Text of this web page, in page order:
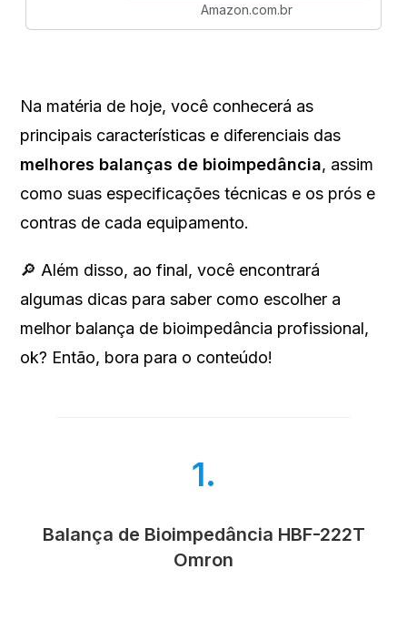
Amazon.com.br
Na matéria de hoje, você conhecerá as
principais características e diferenciais das
melhores balanças de bioimpedância, assim
como suas especificações técnicas e os prós e
contras de cada equipamento.
🔎 Além disso, ao final, você encontrará
algumas dicas para saber como escolher a
melhor balança de bioimpedância profissional,
ok? Então, bora para o conteúdo!
1.
Balança de Bioimpedância HBF-222T
Omron